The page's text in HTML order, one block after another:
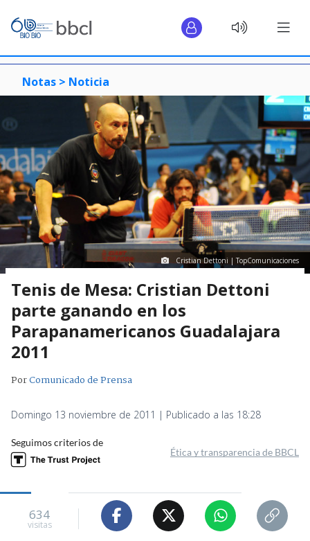
Notas > Noticia
Cristian Dettoni | TopComunicaciones
Tenis de Mesa: Cristian Dettoni
parte ganando en los
Parapanamericanos Guadalajara
2011
PorComunicado de Prensa
Domingo 13 noviembre de 2011 | Publicado a las 18:28
Seguimos criterios de
Ética y transparencia de BBCL
634
visitas